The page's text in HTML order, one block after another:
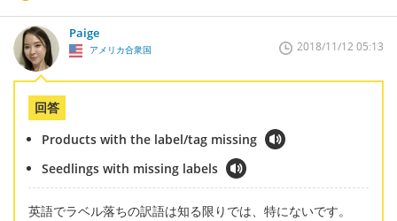
Paige
アメリカ合衆国 2018/11/12 05:13
回答
Products with the label/tag missing
Seedlings with missing labels
英語でラベル落ちの訳語は知る限りでは、特にないです。